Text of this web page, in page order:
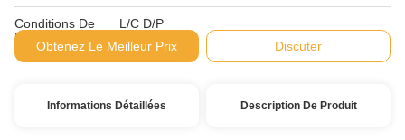
Conditions De
Paiement:
L/C D/P
Obtenez Le Meilleur Prix
Discuter
Informations Détaillées Description De Produit